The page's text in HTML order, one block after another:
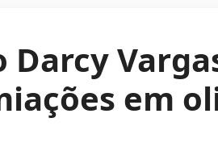
Darcy
em